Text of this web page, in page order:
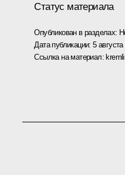
Статус материала
Опубликован в разделах:
Дата публикации:5
Ссылка на материал: